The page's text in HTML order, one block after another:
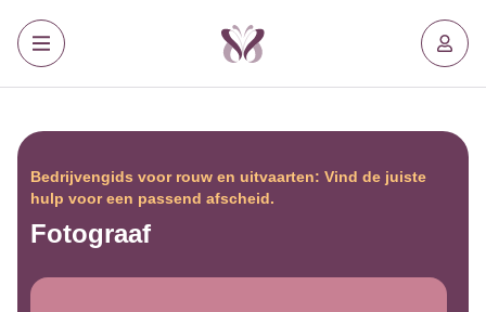
Bedrijvengids voor rouw en uitvaarten: Vind de juiste
hulp voor een passend afscheid.
Fotograaf